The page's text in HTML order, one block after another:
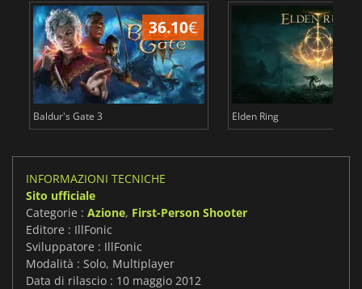
36.10€
Baldur's Gate 3 Elden Ring
INFORMAZIONI TECNICHE
Sito ufficiale
Categorie : Azione, First-Person Shooter
Editore : IllFonic
Sviluppatore : IllFonic
Modalità : Solo, Multiplayer
Data di rilascio : 10 maggio 2012